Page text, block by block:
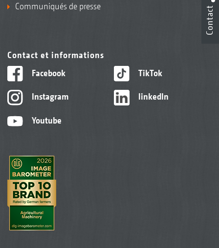
Communiqués de presse
Contact et informations
Facebook
Instagram
Youtube
TikTok
linkedIn
Contact